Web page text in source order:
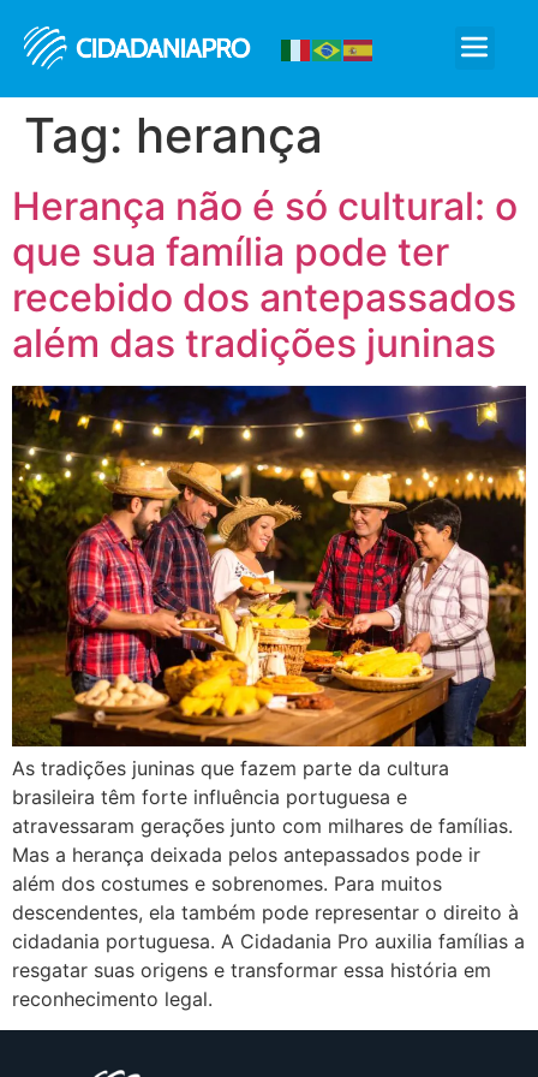
Tag: herança
Herança não é só cultural: o
que sua família pode ter
recebido dos antepassados
além das tradições juninas
As tradições juninas que fazem parte da cultura
brasileira têm forte influência portuguesa e
atravessaram gerações junto com milhares de famílias.
Mas a herança deixada pelos antepassados pode ir
além dos costumes e sobrenomes. Para muitos
descendentes, ela também pode representar o direito à
cidadania portuguesa. A Cidadania Pro auxilia famílias a
resgatar suas origens e transformar essa história em
reconhecimento legal.